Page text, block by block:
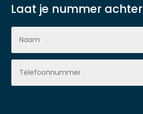
Laat je nummer achter